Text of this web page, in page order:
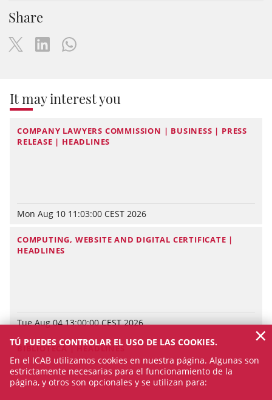
Share
It may interest you
COMPANY LAWYERS COMMISSION | BUSINESS | PRESS
RELEASE | HEADLINES
Mon Aug 10 11:03:00 CEST 2026
COMPUTING, WEBSITE AND DIGITAL CERTIFICATE |
HEADLINES
Tue Aug 04 13:00:00 CEST 2026
BIBLIOTECA | HEADLINES
TÚ PUEDES CONTROLAR EL USO DE LAS COOKIES.
En el ICAB utilizamos cookies en nuestra página. Algunas son
estrictamente necesarias para el funcionamiento de la
página, y otros son opcionales y se utilizan para:
×